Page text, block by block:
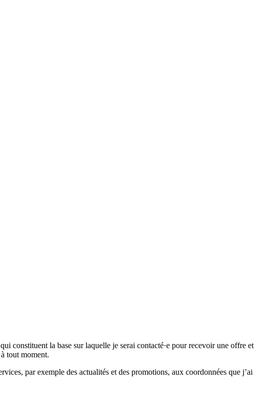
constituent la base sur laquelle je serai contacté·e pour recevoir une offre et
tout moment.
par exemple des actualités et des promotions, aux coordonnées que j’ai